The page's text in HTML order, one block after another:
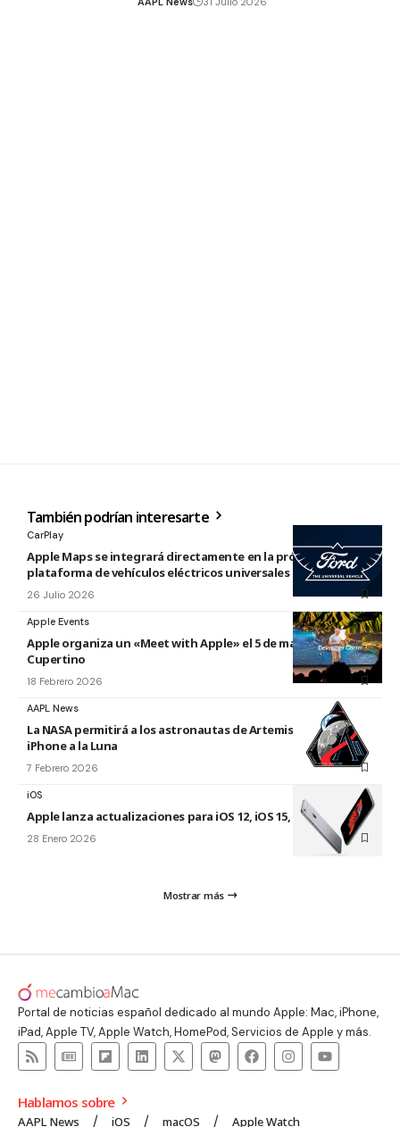
También podrían interesarte
CarPlay
Apple Maps se integrará directamente en la próxima
plataforma de vehículos eléctricos universales de Ford
26 Julio 2026
Apple Events
Apple organiza un «Meet with Apple» el 5 de marzo en
Cupertino
18 Febrero 2026
AAPL News
La NASA permitirá a los astronautas de Artemis llevar su
iPhone a la Luna
7 Febrero 2026
iOS
Apple lanza actualizaciones para iOS 12, iOS 15, iOS 16 y iOS 18
28 Enero 2026
Mostrar más
Portal de noticias español dedicado al mundo Apple: Mac, iPhone,
iPad, Apple TV, Apple Watch, HomePod, Servicios de Apple y más.
Hablamos sobre
AAPL News iOS macOS Apple Watch